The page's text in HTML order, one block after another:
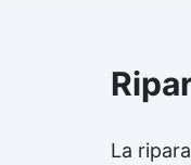
La